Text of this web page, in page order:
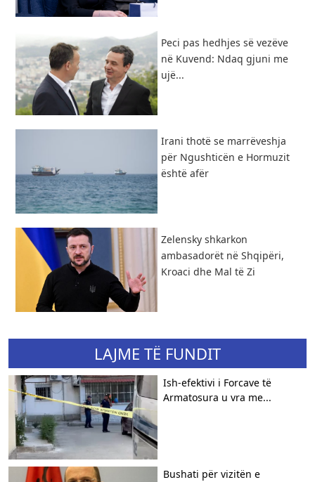
Peci pas hedhjes së vezëve
në Kuvend: Ndaq gjuni me
ujë...
Irani thotë se marrëveshja
për Ngushticën e Hormuzit
është afër
Zelensky shkarkon
ambasadorët në Shqipëri,
Kroaci dhe Mal të Zi
LAJME TË FUNDIT
Ish-efektivi i Forcave të
Armatosura u vra me...
Bushati për vizitën e